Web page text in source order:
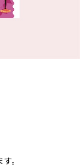
。